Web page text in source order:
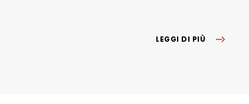
LEGGI DI PIÙ